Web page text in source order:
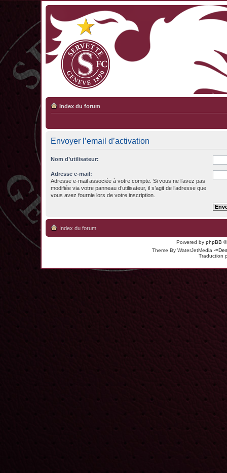
Index du forum
Envoyer l’email d’activation
Nom d’utilisateur:
Adresse e-mail:
Adresse e-mail associée à votre compte. Si vous ne l’avez pas
modifiée via votre panneau d’utilisateur, il s’agit de l’adresse que
vous avez fournie lors de votre inscription.
Index du forum
Powered by phpBB
Theme By WaterJetMedia -
Traduction